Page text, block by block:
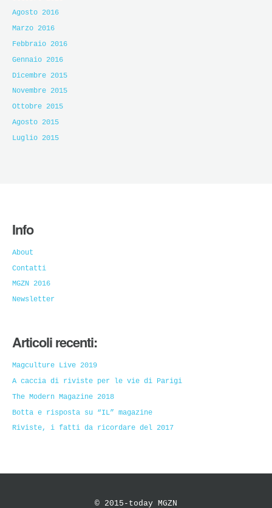
Agosto 2016
Marzo 2016
Febbraio 2016
Gennaio 2016
Dicembre 2015
Novembre 2015
Ottobre 2015
Agosto 2015
Luglio 2015
Info
About
Contatti
MGZN 2016
Newsletter
Articoli recenti:
Magculture Live 2019
A caccia di riviste per le vie di Parigi
The Modern Magazine 2018
Botta e risposta su “IL” magazine
Riviste, i fatti da ricordare del 2017
© 2015-today MGZN